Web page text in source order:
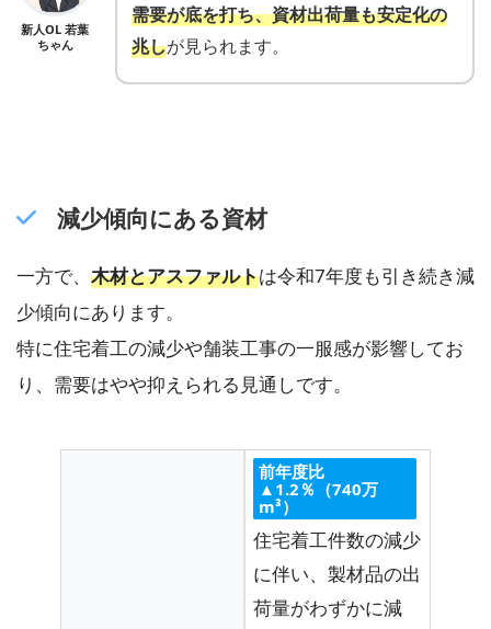
新人OL 若葉
ちゃん
需要が底を打ち、資材出荷量も安定化の
兆しが見られます。
減少傾向にある資材
一方で、 木材とアスファルトは令和7年度も引き続き減
少傾向にあります。
特に住宅着工の減少や舗装工事の一服感が影響してお
り、需要はやや抑えられる見通しです。
前年度比
▲1.2％（740万
m³）
住宅着工件数の減少
に伴い、製材品の出
荷量がわずかに減